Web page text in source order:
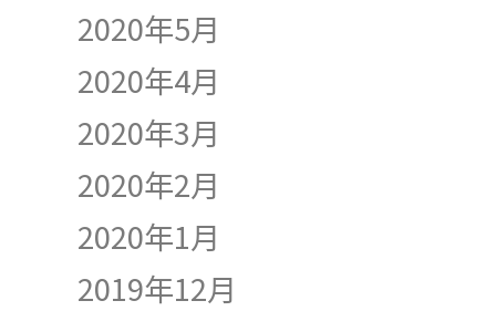
2020年5月
2020年4月
2020年3月
2020年2月
2020年1月
2019年12月